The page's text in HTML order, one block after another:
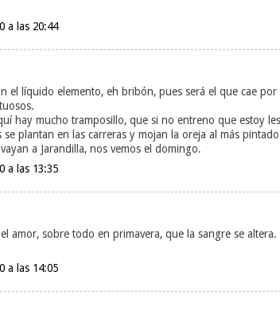
a las 20:44
el líquido elemento, eh bribón, pues será el que cae
hay mucho tramposillo, que si no entreno que estoy
plantan en las carreras y mojan la oreja al más
a Jarandilla, nos vemos el domingo.
a las 13:35
amor, sobre todo en primavera, que la sangre se altera.
a las 14:05